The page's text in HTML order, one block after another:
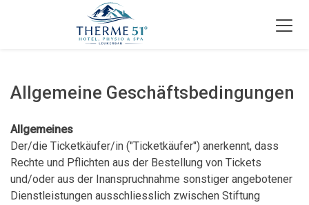
Allgemeine Geschäftsbedingungen
Allgemeines
Der/die Ticketkäufer/in ("Ticketkäufer") anerkennt, dass
Rechte und Pflichten aus der Bestellung von Tickets
und/oder aus der Inanspruchnahme sonstiger angebotener
Dienstleistungen ausschliesslich zwischen Stiftung